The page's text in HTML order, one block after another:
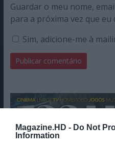
Magazine.HD - Do Not
Information
Guardar o meu nome,
para a próxima vez que eu
Sim, adicione-me à